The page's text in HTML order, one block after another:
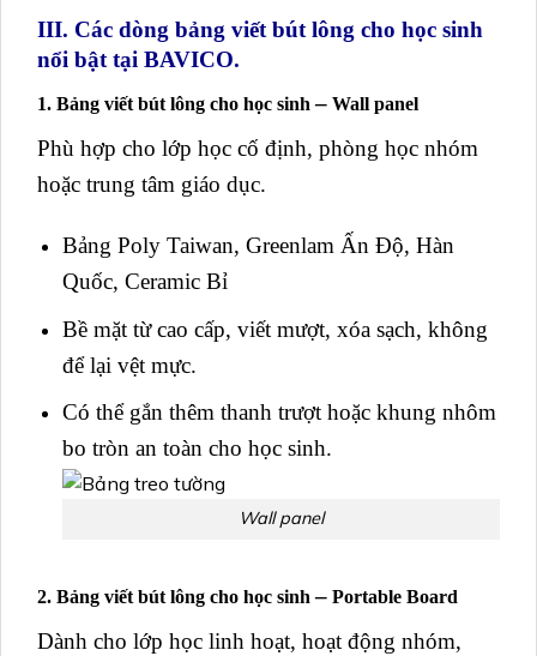
III. Các dòng bảng viết bút lông cho học sinh
nổi bật tại BAVICO.
1. Bảng viết bút lông cho học sinh– Wall panel
Phù hợp cho lớp học cố định, phòng học nhóm
hoặc trung tâm giáo dục.
Bảng Poly Taiwan, Greenlam Ấn Độ, Hàn
Quốc, Ceramic Bỉ
Bề mặt từ cao cấp, viết mượt, xóa sạch, không
để lại vệt mực.
Có thể gắn thêm thanh trượt hoặc khung nhôm
bo tròn an toàn cho học sinh.
Wall panel
2. Bảng viết bút lông cho học sinh– Portable Board
Dành cho lớp học linh hoạt, hoạt động nhóm,